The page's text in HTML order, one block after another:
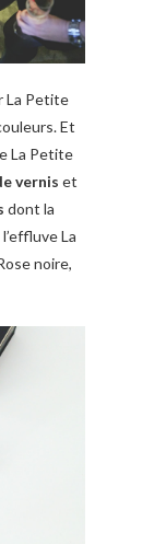
La Petite
Et
La Petite
vernis et
dont la
La
noire,